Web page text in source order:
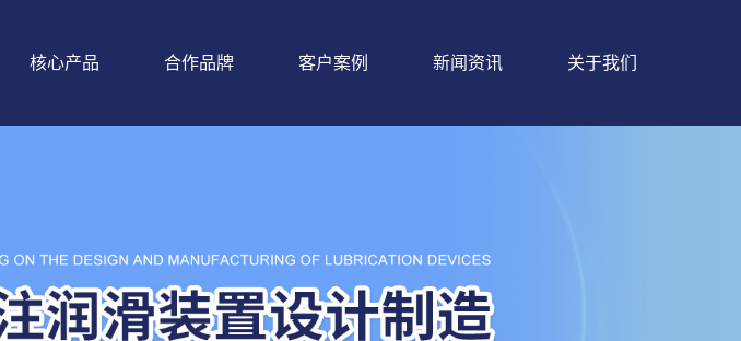
核心产品 合作品牌 客户案例 新闻资讯 关于我们